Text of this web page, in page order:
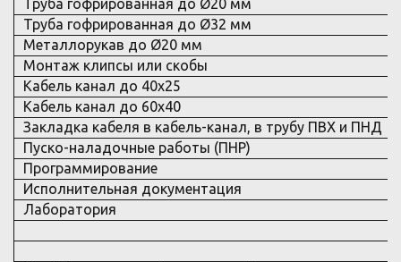
Труба гофрированная до Ø20 мм
Труба гофрированная до Ø32 мм
Металлорукав до Ø20 мм
Монтаж клипсы или скобы
Кабель канал до 40х25
Кабель канал до 60х40
Закладка кабеля в кабель-канал, в трубу ПВХ и ПНД
Пуско-наладочные работы (ПНР)
Программирование
Исполнительная документация
Лаборатория